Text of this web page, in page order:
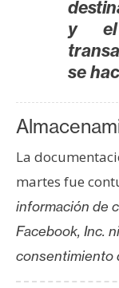
y el
se
La
martes fue
información de
Facebook, Inc.
consentimiento